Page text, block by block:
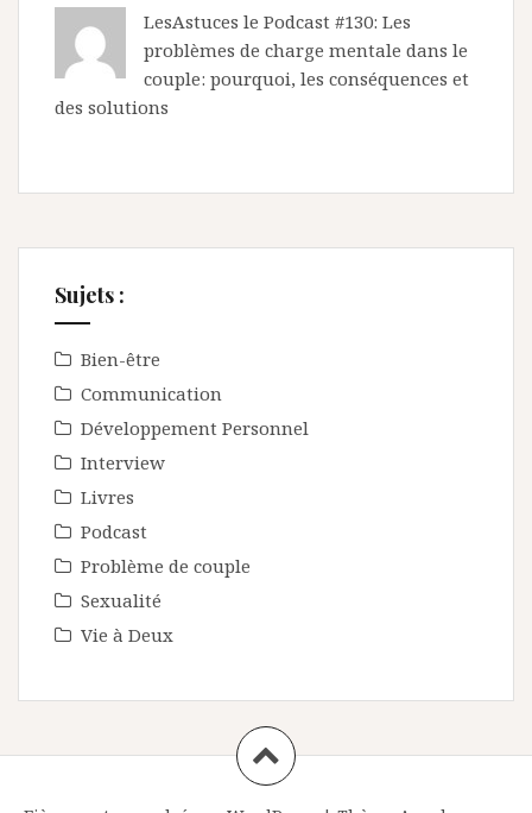
LesAstuces le Podcast #130: Les
problèmes de charge mentale dans le
couple: pourquoi, les conséquences et
des solutions
Sujets :
Bien-être
Communication
Développement Personnel
Interview
Livres
Podcast
Problème de couple
Sexualité
Vie à Deux